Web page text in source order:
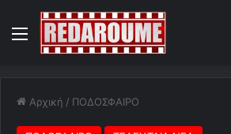
Menu
Αρχική / ΠΟΔΟΣΦΑΙΡΟ